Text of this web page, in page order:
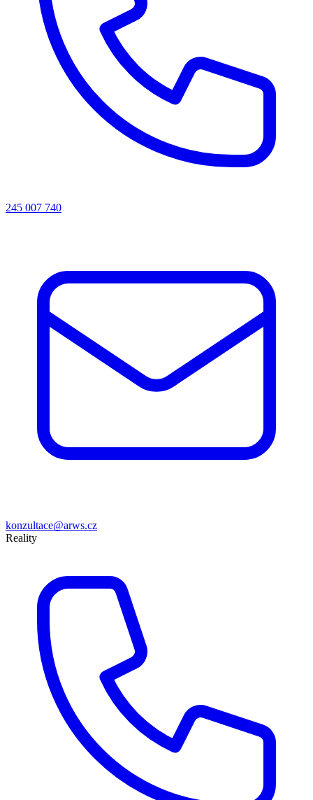
245 007 740
konzultace@arws.cz
Reality